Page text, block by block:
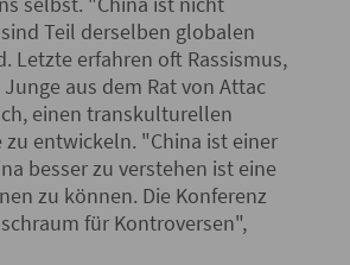
Teil derselben globalen
Letzte erfahren oft Rassismus,
aus dem Rat von Attac
einen transkulturellen
entwickeln. "China ist einer
besser zu verstehen ist eine
zu können. Die Konferenz
für Kontroversen",